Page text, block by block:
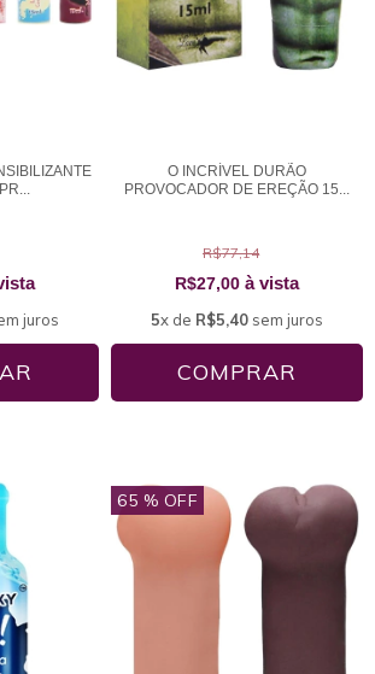
juros
O INCRÍVEL DURÃO
PROVOCADOR DE EREÇÃO 15...
R$77,14
R$27,00 à vista
5x de R$5,40 sem juros
65 % OFF